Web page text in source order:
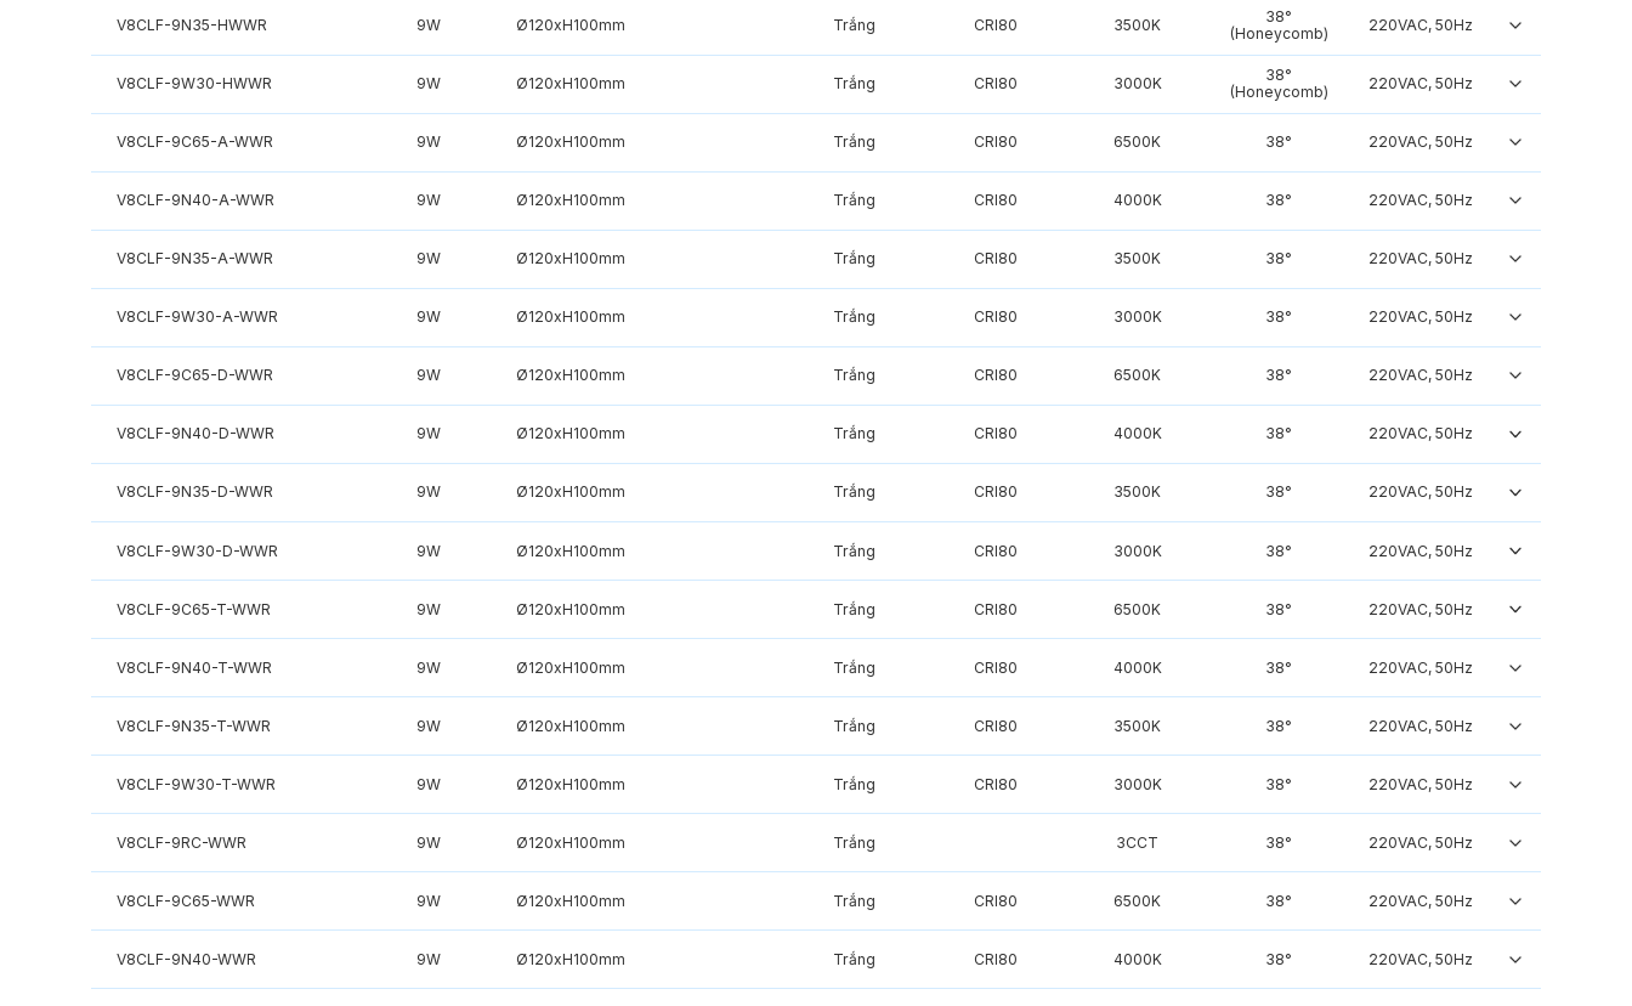
V8CLF-9N35-HWWR 9W Ø120xH100mm Trắng CRI80 3500K
38°
(Honeycomb)
220VAC, 50Hz
V8CLF-9W30-HWWR 9W Ø120xH100mm Trắng CRI80 3000K
38°
(Honeycomb)
220VAC, 50Hz
V8CLF-9C65-A-WWR 9W Ø120xH100mm Trắng CRI80 6500K 38° 220VAC, 50Hz
V8CLF-9N40-A-WWR 9W Ø120xH100mm Trắng CRI80 4000K 38° 220VAC, 50Hz
V8CLF-9N35-A-WWR 9W Ø120xH100mm Trắng CRI80 3500K 38° 220VAC, 50Hz
V8CLF-9W30-A-WWR 9W Ø120xH100mm Trắng CRI80 3000K 38° 220VAC, 50Hz
V8CLF-9C65-D-WWR 9W Ø120xH100mm Trắng CRI80 6500K 38° 220VAC, 50Hz
V8CLF-9N40-D-WWR 9W Ø120xH100mm Trắng CRI80 4000K 38° 220VAC, 50Hz
V8CLF-9N35-D-WWR 9W Ø120xH100mm Trắng CRI80 3500K 38° 220VAC, 50Hz
V8CLF-9W30-D-WWR 9W Ø120xH100mm Trắng CRI80 3000K 38° 220VAC, 50Hz
V8CLF-9C65-T-WWR 9W Ø120xH100mm Trắng CRI80 6500K 38° 220VAC, 50Hz
V8CLF-9N40-T-WWR 9W Ø120xH100mm Trắng CRI80 4000K 38° 220VAC, 50Hz
V8CLF-9N35-T-WWR 9W Ø120xH100mm Trắng CRI80 3500K 38° 220VAC, 50Hz
V8CLF-9W30-T-WWR 9W Ø120xH100mm Trắng CRI80 3000K 38° 220VAC, 50Hz
V8CLF-9RC-WWR 9W Ø120xH100mm Trắng 3CCT 38° 220VAC, 50Hz
V8CLF-9C65-WWR 9W Ø120xH100mm Trắng CRI80 6500K 38° 220VAC, 50Hz
V8CLF-9N40-WWR 9W Ø120xH100mm Trắng CRI80 4000K 38° 220VAC, 50Hz